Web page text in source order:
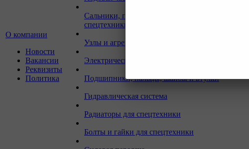
О компании
Новости
Вакансии
Реквизиты
Политика
Сальники, прокладки, кольца для
спецтехники
Узлы и агрегаты для спецтехники
Электрическая система
Подшипники, пальцы, шайбы и втулки
Гидравлическая система
Радиаторы для спецтехники
Болты и гайки для спецтехники